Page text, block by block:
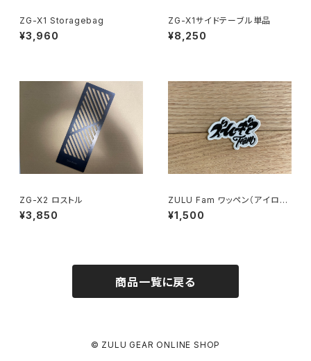
ZG-X1 Storagebag
¥3,960
ZG-X1サイドテーブル単品
¥8,250
ZG-X2 ロストル
¥3,850
ZULU Fam ワッペン（アイロン
圧着）
¥1,500
商品一覧に戻る
© ZULU GEAR ONLINE SHOP